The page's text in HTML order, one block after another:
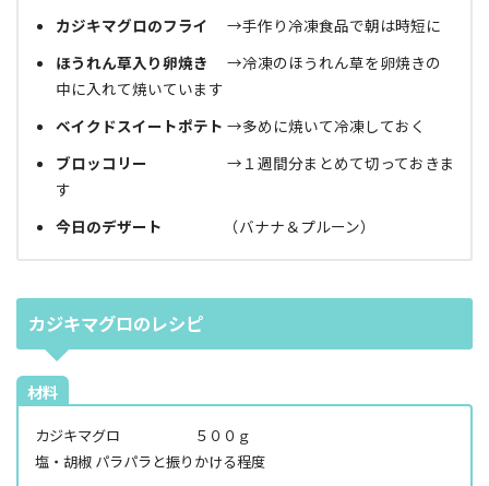
カジキマグロのフライ →手作り冷凍食品で朝は時短に
ほうれん草入り卵焼き →冷凍のほうれん草を卵焼きの
中に入れて焼いています
ベイクドスイートポテト →多めに焼いて冷凍しておく
ブロッコリー →１週間分まとめて切っておきま
す
今日のデザート （バナナ＆プルーン）
カジキマグロのレシピ
材料
カジキマグロ ５００ｇ
塩・胡椒 パラパラと振りかける程度